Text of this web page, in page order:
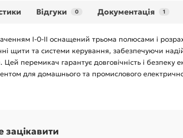
Відгуки 0 Документація 1
I-0-II оснащений трьома полюсами і
щити та системи керування, забезпечуючи
перемикач гарантує довговічність і безпеку
для домашнього та промислового
зацікавити